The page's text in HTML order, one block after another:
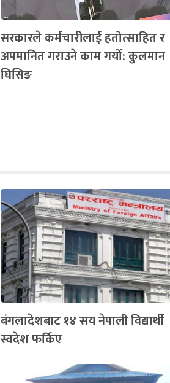
सरकारले कर्मचारीलाई हतोत्साहित र
अपमानित गराउने काम गर्यो: कुलमान
घिसिङ
बंगलादेशबाट १४ सय नेपाली विद्यार्थी
स्वदेश फर्किए